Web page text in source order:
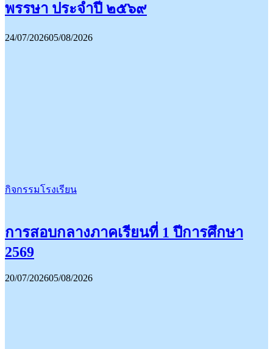
พรรษา ประจำปี ๒๕๖๙
24/07/202605/08/2026
กิจกรรมโรงเรียน
การสอบกลางภาคเรียนที่ 1 ปีการศึกษา
2569
20/07/202605/08/2026